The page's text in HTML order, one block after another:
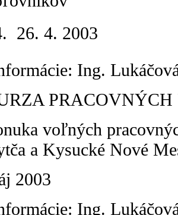
 26. 4. 2003
Ing.
PRACOVNÝCH
voľných
a Kysucké Nové
2003
Ing.